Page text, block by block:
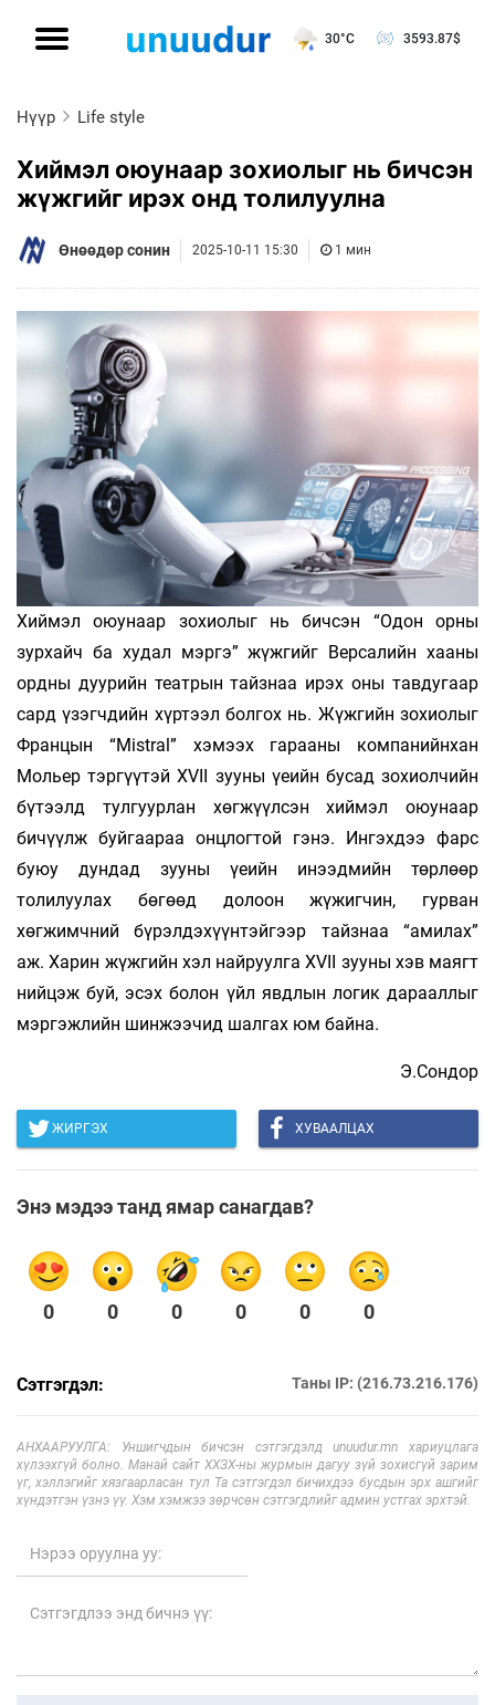
30°C 3593.87$
Нүүр Life style
Хиймэл оюунаар зохиолыг нь бичсэн
жүжгийг ирэх онд толилуулна
Өнөөдөр сонин 2025-10-11 15:30 1 мин
Хиймэл оюунаар зохиолыг нь бичсэн “Одон орны
зурхайч ба худал мэргэ” жүжгийг Версалийн хааны
ордны дуурийн театрын тайзнаа ирэх оны тавдугаар
сард үзэгчдийн хүртээл болгох нь. Жүжгийн зохиолыг
Францын “Mistral” хэмээх гарааны компанийнхан
Мольер тэргүүтэй XVII зууны үеийн бусад зохиолчийн
бүтээлд тулгуурлан хөгжүүлсэн хиймэл оюунаар
бичүүлж буйгаараа онцлогтой гэнэ. Ингэхдээ фарс
буюу дундад зууны үеийн инээдмийн төрлөөр
толилуулах бөгөөд долоон жүжигчин, гурван
хөгжимчний бүрэлдэхүүнтэйгээр тайзнаа “амилах”
аж. Харин жүжгийн хэл найруулга XVII зууны хэв маягт
нийцэж буй, эсэх болон үйл явдлын логик дарааллыг
мэргэжлийн шинжээчид шалгах юм байна.
Э.Сондор
ЖИРГЭХ ХУВААЛЦАХ
Энэ мэдээ танд ямар санагдав?
0 0 0 0 0 0
Сэтгэгдэл: Таны IP: (216.73.216.176)
АНХААРУУЛГА: Уншигчдын бичсэн сэтгэгдэлд unuudur.mn хариуцлага
хүлээхгүй болно. Манай сайт ХХЗХ-ны журмын дагуу зүй зохисгүй зарим
үг, хэллэгийг хязгаарласан тул Та сэтгэгдэл бичихдээ бусдын эрх ашгийг
хүндэтгэн үзнэ үү. Хэм хэмжээ зөрчсөн сэтгэгдлийг админ устгах эрхтэй.